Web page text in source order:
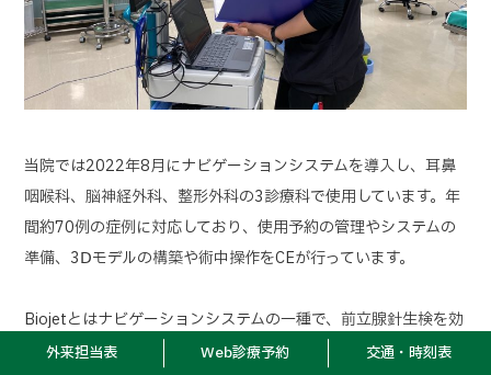
当院では2022年8月にナビゲーションシステムを導入し、耳鼻
咽喉科、脳神経外科、整形外科の3診療科で使用しています。年
間約70例の症例に対応しており、使用予約の管理やシステムの
準備、3Ⅾモデルの構築や術中操作をCEが行っています。
Biojetとはナビゲーションシステムの一種で、前立腺針生検を効
率よく正確に行うものです。当院では2024年2月に導入し、１
外来担当表 Web診療予約 交通・時刻表